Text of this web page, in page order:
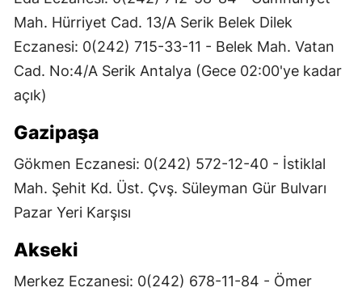
Mah. Hürriyet Cad. 13/A Serik Belek Dilek
Eczanesi: 0(242) 715-33-11 - Belek Mah. Vatan
Cad. No:4/A Serik Antalya (Gece 02:00'ye kadar
açık)
Gazipaşa
Gökmen Eczanesi: 0(242) 572-12-40 - İstiklal
Mah. Şehit Kd. Üst. Çvş. Süleyman Gür Bulvarı
Pazar Yeri Karşısı
Akseki
Merkez Eczanesi: 0(242) 678-11-84 - Ömer